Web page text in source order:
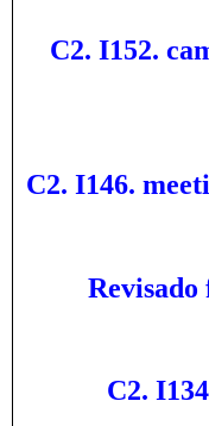
C2. I152.
C2. I146.
Revisado
C2.